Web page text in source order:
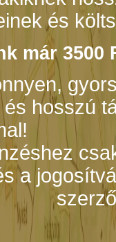
és
már 3500
a